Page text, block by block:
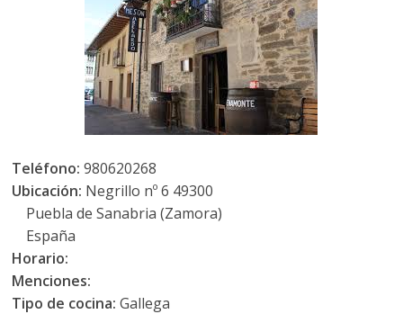
Teléfono:980620268
Ubicación: Negrillo nº 6 49300
Puebla de Sanabria (Zamora)
España
Horario:
Menciones:
Tipo de cocina:Gallega